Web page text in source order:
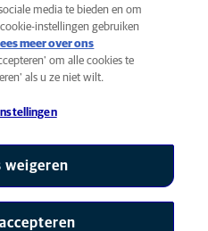
Inc © 2026
media te bieden en om
instellingen gebruiken
meer over ons
om alle cookies te
als u ze niet wilt.
weigeren